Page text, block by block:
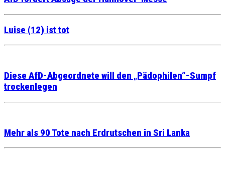
Luise (12) ist tot
Diese AfD-Abgeordnete will den „Pädophilen“-Sumpf
trockenlegen
Mehr als 90 Tote nach Erdrutschen in Sri Lanka